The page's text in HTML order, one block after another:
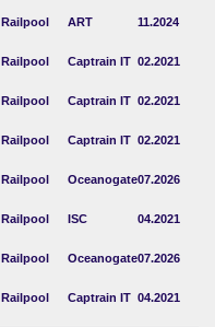
Railpool ART 11.2024
Railpool Captrain IT 02.2021
Railpool Captrain IT 02.2021
Railpool Captrain IT 02.2021
Railpool Oceanogate07.2026
Railpool ISC 04.2021
Railpool Oceanogate07.2026
Railpool Captrain IT 04.2021